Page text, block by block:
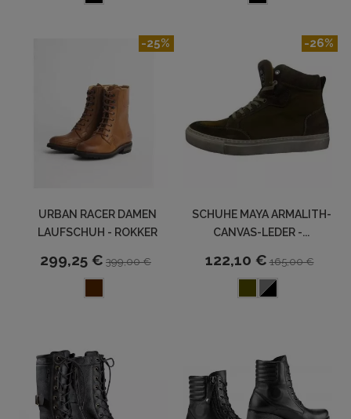
URBAN RACER DAMEN
LAUFSCHUH - ROKKER
299,25 € 399,00 €
-25%
SCHUHE MAYA ARMALITH-
CANVAS-LEDER -...
122,10 € 165,00 €
-26%